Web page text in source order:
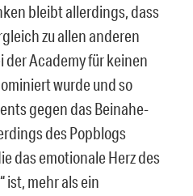
bleibt allerdings, dass
zu allen anderen
Academy für keinen
wurde und so
gegen das Beinahe-
des Popblogs
das emotionale Herz des
ist, mehr als ein